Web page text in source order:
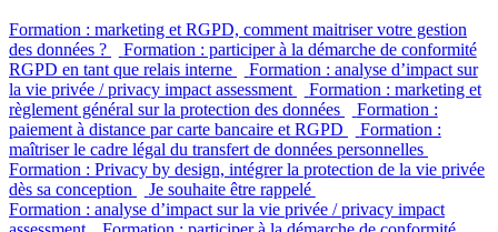
Formation : marketing et RGPD, comment maitriser votre gestion
des données ?
Formation : participer à la démarche de conformité
RGPD en tant que relais interne
Formation : analyse d’impact sur
la vie privée / privacy impact assessment
Formation : marketing et
règlement général sur la protection des données
Formation :
paiement à distance par carte bancaire et RGPD
Formation :
maîtriser le cadre légal du transfert de données personnelles
Formation : Privacy by design, intégrer la protection de la vie privée
dès sa conception
Je souhaite être rappelé
Formation : analyse d’impact sur la vie privée / privacy impact